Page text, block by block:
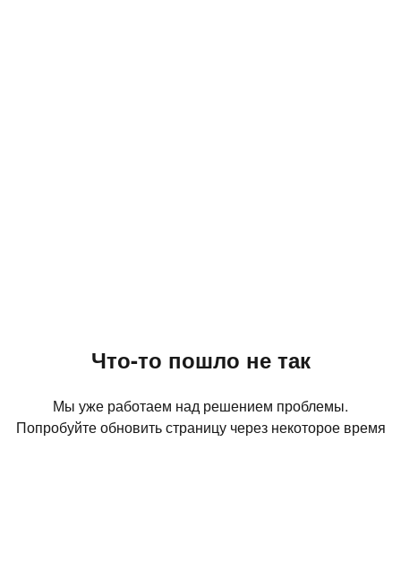
Что-то пошло не так
Мы уже работаем над решением проблемы.
Попробуйте обновить страницу через некоторое время